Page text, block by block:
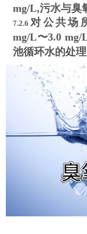
mg/L,污水与臭
7.2.6 对公共场
mg/L〜3.0 mg/
池循环水的处